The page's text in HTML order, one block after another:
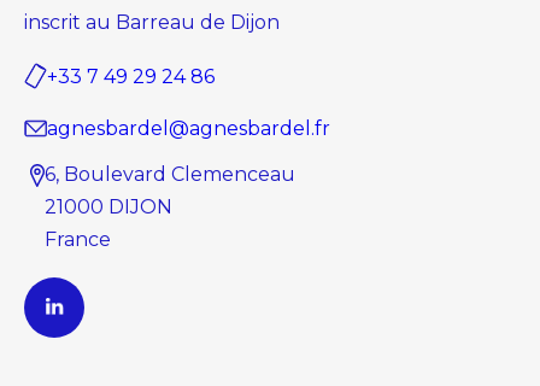
inscrit au Barreau de Dijon
+33 7 49 29 24 86
agnesbardel@agnesbardel.fr
6, Boulevard Clemenceau
21000 DIJON
France